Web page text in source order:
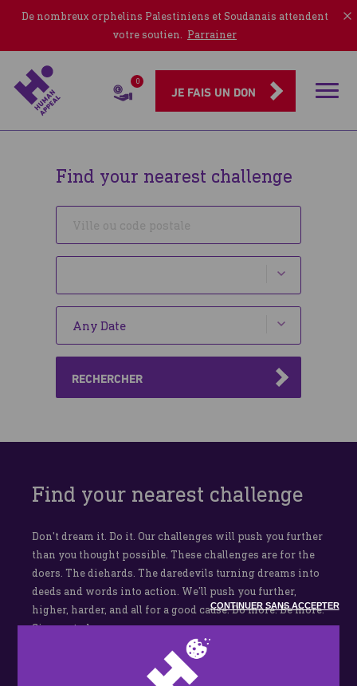
CONTINUER SANS ACCEPTER
De nombreux orphelins Palestiniens et Soudanais attendent
votre soutien. Parrainer
Challenges
0
JE FAIS UN DON
Find your nearest challenge
RECHERCHER
Find your nearest challenge
Don't dream it. Do it. Our challenges will push you further
than you thought possible. These challenges are for the
doers. The diehards. The daredevils turning dreams into
deeds and words into action. We’ll push you further,
higher, harder, and all for a good cause. Do more. Be more.
Sign up today.